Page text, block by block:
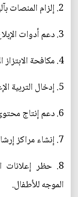
2. إلزام المنصات بآليات تحقق عمرية أكثر صرامة.
3. دعم أدوات الإبلاغ السريع عن المحتوى الضار.
4. مكافحة الابتزاز الإلكتروني والتزييف العميق.
5. إدخال التربية الإعلامية والرقمية في المناهج الدراسية.
6. دعم إنتاج محتوى وطني نافع وممتع.
7. إنشاء مراكز إرشاد أسري ورقمي.
8. حظر إعلانات
الموجه للأطفال.